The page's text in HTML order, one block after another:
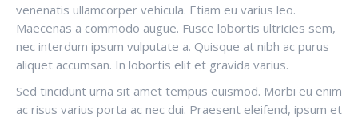
venenatis ullamcorper vehicula. Etiam eu varius leo.
Maecenas a commodo augue. Fusce lobortis ultricies sem,
nec interdum ipsum vulputate a. Quisque at nibh ac purus
aliquet accumsan. In lobortis elit et gravida varius.
Sed tincidunt urna sit amet tempus euismod. Morbi eu enim
ac risus varius porta ac nec dui. Praesent eleifend, ipsum et